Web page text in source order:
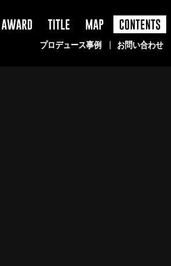
AWARD TITLE MAP PRODUCE
プロデュース事例 お問い合わせ